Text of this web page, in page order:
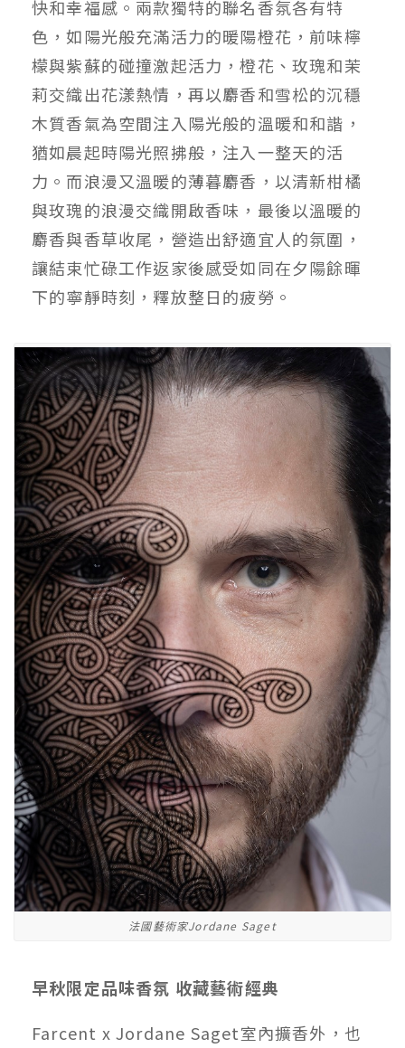
快和幸福感。兩款獨特的聯名香氛各有特
色，如陽光般充滿活力的暖陽橙花，前味檸
檬與紫蘇的碰撞激起活力，橙花、玫瑰和茉
莉交織出花漾熱情，再以麝香和雪松的沉穩
木質香氣為空間注入陽光般的溫暖和和諧，
猶如晨起時陽光照拂般，注入一整天的活
力。而浪漫又溫暖的薄暮麝香，以清新柑橘
與玫瑰的浪漫交織開啟香味，最後以溫暖的
麝香與香草收尾，營造出舒適宜人的氛圍，
讓結束忙碌工作返家後感受如同在夕陽餘暉
下的寧靜時刻，釋放整日的疲勞。
法國藝術家Jordane Saget
早秋限定品味香氛 收藏藝術經典
Farcent x Jordane Saget室內擴香外，也